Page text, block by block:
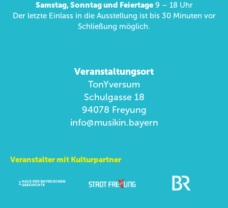
Samstag, Sonntag und Feiertage9 – 18 Uhr
Der letzte Einlass in die Ausstellung ist bis 30 Minuten vor
Schließung möglich.
Veranstaltungsort
TonYversum
Schulgasse 18
94078 Freyung
info@musikin.bayern
Veranstalter mit Kulturpartner